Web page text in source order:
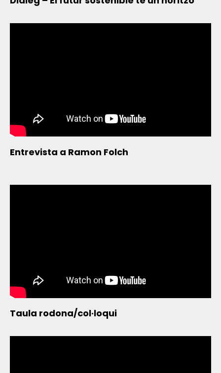
Entrevista a Ramon Folch
Taula rodona/col·loqui